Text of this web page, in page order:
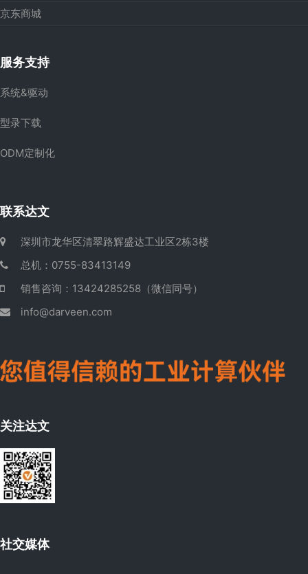
京东商城
服务支持
系统&驱动
型录下载
ODM定制化
联系达文
深圳市龙华区清翠路辉盛达工业区2栋3楼
总机：0755-83413149
销售咨询：13424285258（微信同号）
info@darveen.com
关注达文
社交媒体